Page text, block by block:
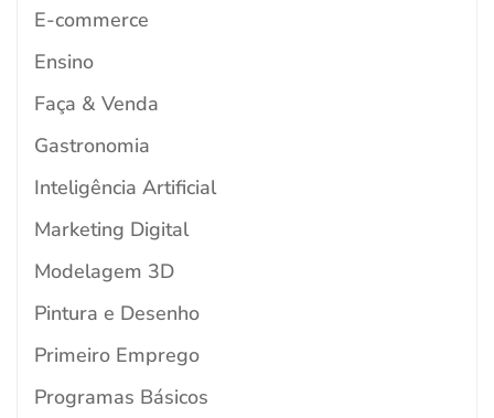
E-commerce
Ensino
Faça & Venda
Gastronomia
Inteligência Artificial
Marketing Digital
Modelagem 3D
Pintura e Desenho
Primeiro Emprego
Programas Básicos